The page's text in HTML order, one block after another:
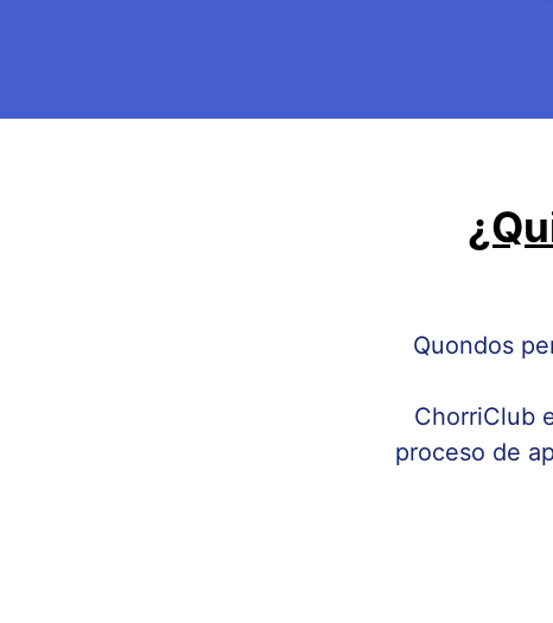
Quondos
ChorriClub
proceso de